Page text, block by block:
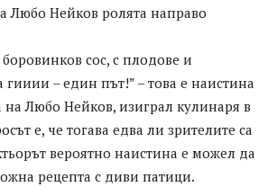
Любо Нейков ролята направо
сос, с плодове и
– един път!” – това е наистина
на Любо Нейков, изиграл кулинаря в
е, че тогава едва ли зрителите са
вероятно наистина е можел да
рецепта с диви патици.